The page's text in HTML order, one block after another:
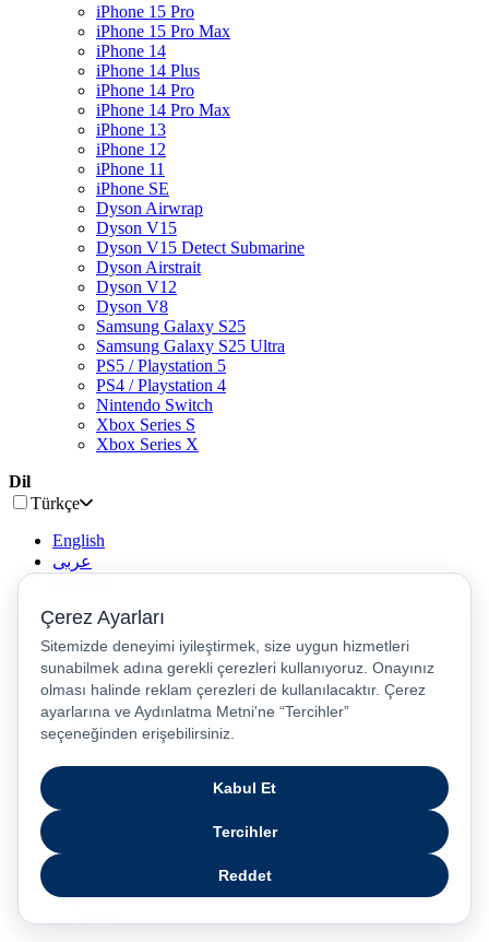
iPhone 15 Pro
iPhone 15 Pro Max
iPhone 14
iPhone 14 Plus
iPhone 14 Pro
iPhone 14 Pro Max
iPhone 13
iPhone 12
iPhone 11
iPhone SE
Dyson Airwrap
Dyson V15
Dyson V15 Detect Submarine
Dyson Airstrait
Dyson V12
Dyson V8
Samsung Galaxy S25
Samsung Galaxy S25 Ultra
PS5 / Playstation 5
PS4 / Playstation 4
Nintendo Switch
Xbox Series S
Xbox Series X
Dil
Türkçe
English
عربى